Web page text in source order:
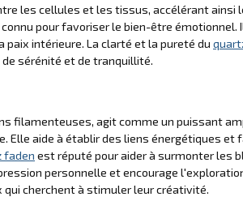
les cellules et les tissus, accélérant ainsi
pour favoriser le bien-être émotionnel.
intérieure. La clarté et la pureté du
sérénité et de tranquillité.
filamenteuses, agit comme un puissant
Elle aide à établir des liens énergétiques et
faden est réputé pour aider à surmonter les
personnelle et encourage
cherchent à stimuler leur créativité.